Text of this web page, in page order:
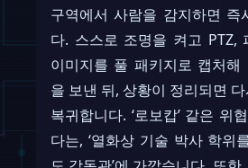
구역에서 사람을 감지하면 즉
다. 스스로 조명을 켜고 PTZ,
이미지를 풀 패키지로 캡처해
을 보낸 뒤, 상황이 정리되면
복귀합니다. ‘로보캅’ 같은 위
다는, ‘열화상 기술 박사 학위